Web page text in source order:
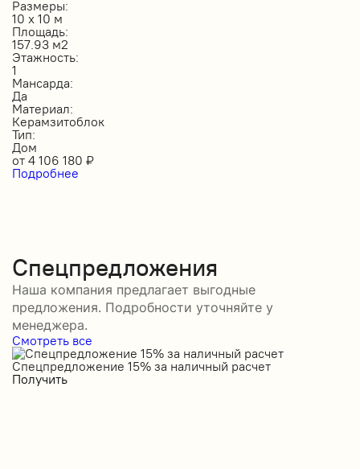
Размеры:
10 х 10 м
Площадь:
157.93 м2
Этажность:
1
Мансарда:
Да
Материал:
Керамзитоблок
Тип:
Дом
от 4 106 180 ₽
Подробнее
Спецпредложения
Наша компания предлагает выгодные
предложения. Подробности уточняйте у
менеджера.
Смотреть все
Спецпредложение 15% за наличный расчет
Получить